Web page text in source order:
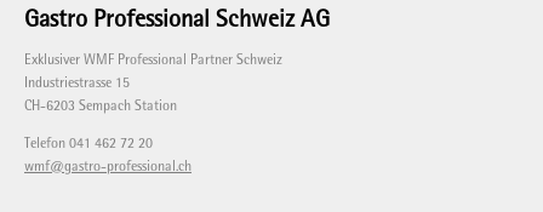
Gastro Professional Schweiz AG
Exklusiver WMF Professional Partner Schweiz
Industriestrasse 15
CH-6203 Sempach Station
Telefon 041 462 72 20
wmf@gastro-professional.ch